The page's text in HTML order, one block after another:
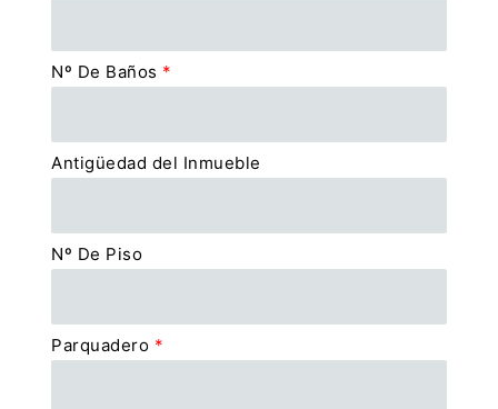
Nº De Baños *
Antigüedad del Inmueble
Nº De Piso
Parquadero *